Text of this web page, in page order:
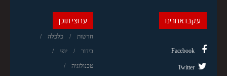
ערוצי תוכן
חדשות כלכלה
בידור יופי
טכנולוגיה
עקבו אחרינו
Facebook
Twitter